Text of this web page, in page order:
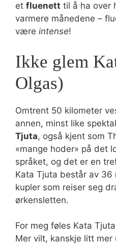
et fluenett til å ha over
varmere månedene –
være intense!
Ikke glem
Olgas)
Omtrent 50 kilometer
annen, minst like
Tjuta, også kjent som
«mange hoder» på det
språket, og det er en
Kata Tjuta består av 36
kupler som reiser seg
ørkensletten.
For meg føles Kata
Mer vilt, kanskje litt mer